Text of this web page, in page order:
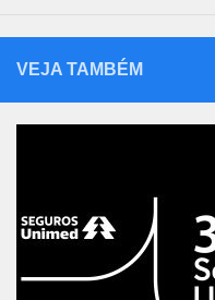
VEJA TAMBÉM